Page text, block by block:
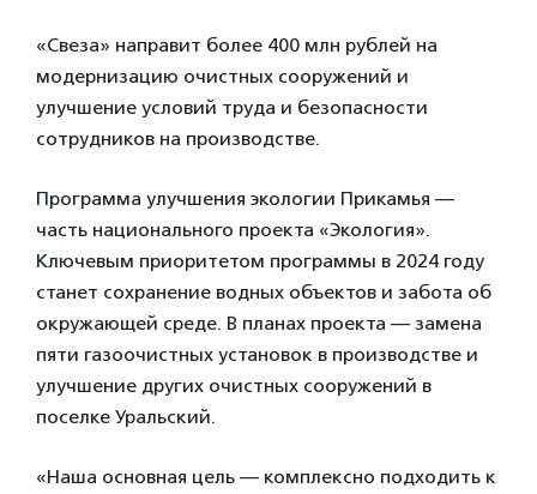
«Свеза» направит более 400 млн рублей на
модернизацию очистных сооружений и
улучшение условий труда и безопасности
сотрудников на производстве.
Программа улучшения экологии Прикамья —
часть национального проекта «Экология».
Ключевым приоритетом программы в 2024 году
станет сохранение водных объектов и забота об
окружающей среде. В планах проекта — замена
пяти газоочистных установок в производстве и
улучшение других очистных сооружений в
поселке Уральский.
«Наша основная цель — комплексно подходить к